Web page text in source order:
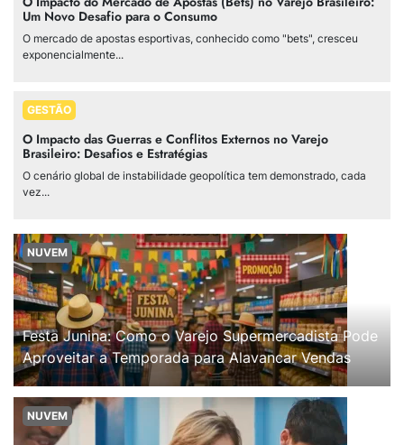
Um Novo Desafio para o Consumo
O mercado de apostas esportivas, conhecido como "bets", cresceu
exponencialmente...
GESTÃO
O Impacto das Guerras e Conflitos Externos no Varejo
Brasileiro: Desafios e Estratégias
O cenário global de instabilidade geopolítica tem demonstrado, cada
vez...
NUVEM
Festa Junina: Como o Varejo Supermercadista Pode
Aproveitar a Temporada para Alavancar Vendas
NUVEM